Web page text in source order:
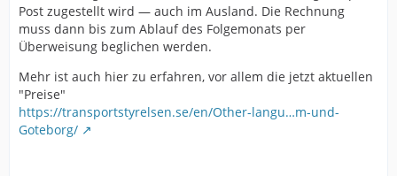
Post zugestellt wird — auch im Ausland. Die Rechnung
muss dann bis zum Ablauf des Folgemonats per
Überweisung beglichen werden.
Mehr ist auch hier zu erfahren, vor allem die jetzt aktuellen
"Preise"
https://transportstyrelsen.se/en/Other-langu…m-und-
Goteborg/